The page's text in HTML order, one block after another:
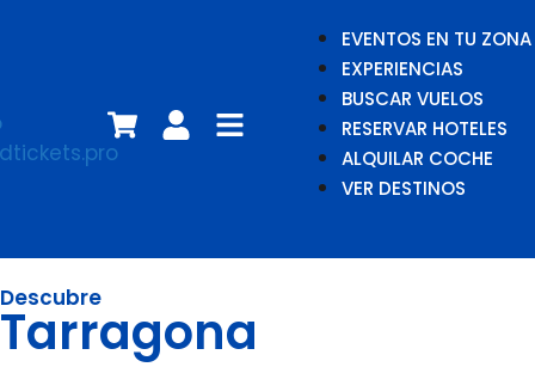
EVENTOS EN TU ZONA
EXPERIENCIAS
BUSCAR VUELOS
RESERVAR HOTELES
ALQUILAR COCHE
VER DESTINOS
Descubre
Tarragona